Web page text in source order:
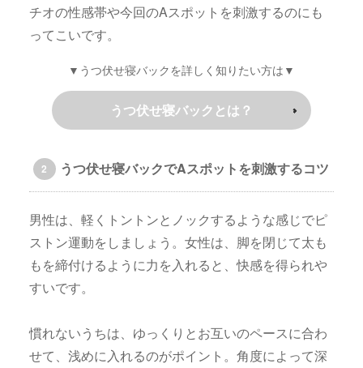
チオの性感帯や今回のAスポットを刺激するのにも
ってこいです。
▼うつ伏せ寝バックを詳しく知りたい方は▼
うつ伏せ寝バックとは？
うつ伏せ寝バックでAスポットを刺激するコツ
男性は、軽くトントンとノックするような感じでピ
ストン運動をしましょう。女性は、脚を閉じて太も
もを締付けるように力を入れると、快感を得られや
すいです。
慣れないうちは、ゆっくりとお互いのペースに合わ
せて、浅めに入れるのがポイント。角度によって深